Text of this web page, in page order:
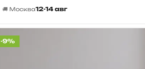
🚚 Москва12-14 авг
-9%